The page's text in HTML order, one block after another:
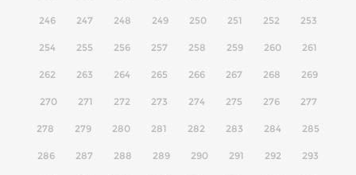
246 247 248 249 250 251 252 253
254 255 256 257 258 259 260 261
262 263 264 265 266 267 268 269
270 271 272 273 274 275 276 277
278 279 280 281 282 283 284 285
286 287 288 289 290 291 292 293